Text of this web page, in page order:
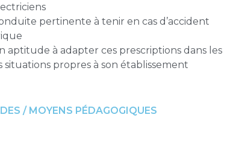
pertinente à tenir en cas d’accident
aptitude à adapter ces prescriptions dans les
situations propres à son établissement
/ MOYENS PÉDAGOGIQUES